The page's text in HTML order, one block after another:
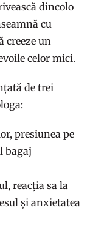
dincolo
cu
creeze un
celor mici.
de trei
presiunea pe
bagaj
reacția sa la
și anxietatea